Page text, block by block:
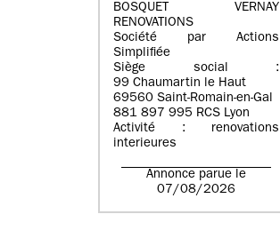
BOSQUET VERNAY
RENOVATIONS
Société par Actions
Simplifiée
Siège social :
99 Chaumartin le Haut
69560 Saint-Romain-en-Gal
881 897 995 RCS Lyon
Activité : renovations
interieures
Annonce parue le
07/08/2026